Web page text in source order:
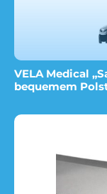
VELA Medical
bequemem